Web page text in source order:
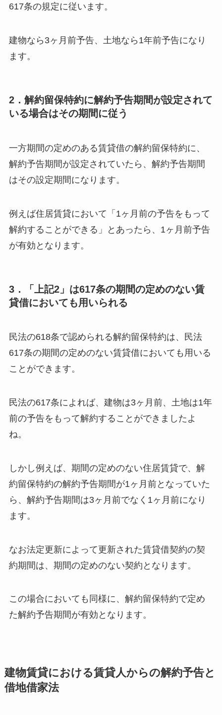
617条の規定に従います。
建物なら3ヶ月前予告、土地なら1年前予告になり
ます。
2．解約留保特約に解約予告期間が設定されて
いる場合はその期間に従う
一方期間の定めのある賃貸借の解約留保特約に、
解約予告期間が設定されていたら、解約予告期間
はその設定期間になります。
例えば住居賃貸において「1ヶ月前の予告をもって
解約することができる」とあったら、1ヶ月前予告
が有効となります。
3．「上記2」は617条の期間の定めのない賃
貸借においても用いられる
民法の618条で認められる解約留保特約は、民法
617条の期間の定めのない賃貸借においても用いる
ことができます。
民法の617条によれば、建物は3ヶ月前、土地は1年
前の予告をもって解約することができましたよ
ね。
しかし例えば、期間の定めのない住居賃貸で、解
約留保特約の解約予告期間が1ヶ月前となっていた
ら、解約予告期間は3ヶ月前でなく1ヶ月前になり
ます。
なお法定更新によって更新された賃貸借契約の契
約期間は、期間の定めのない契約となります。
この場合においても同様に、解約留保特約で定め
た解約予告期間が有効となります。
建物賃貸における賃貸人からの解約予告と
借地借家法